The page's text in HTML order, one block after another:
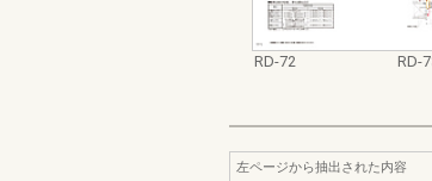
RD-72 RD-
左ページから抽出された内容